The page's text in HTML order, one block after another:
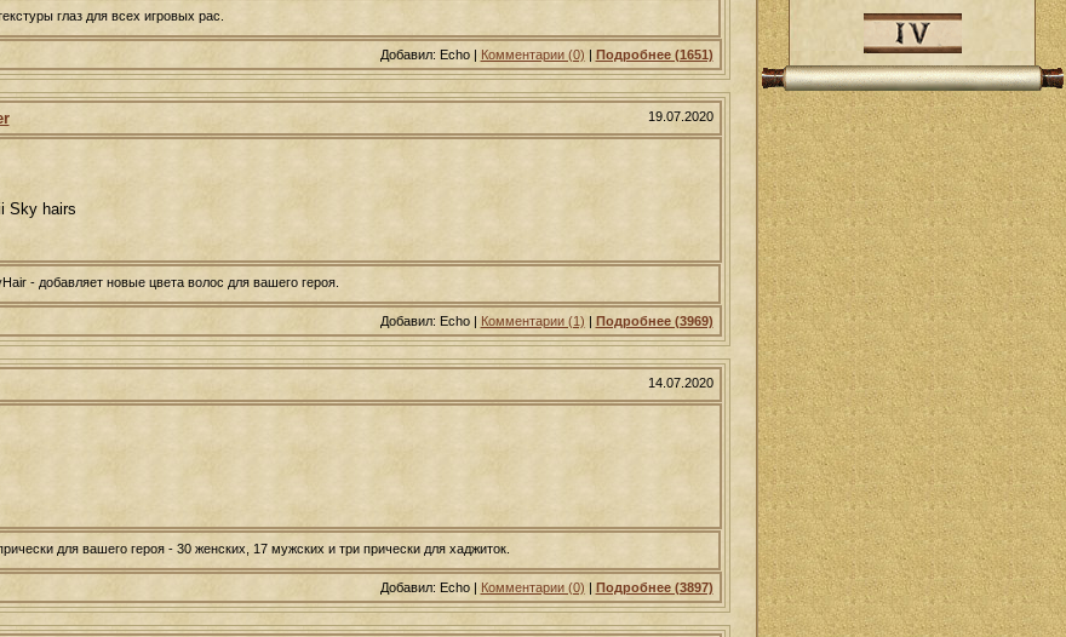
глаз для всех игровых рас.
Добавил: Echo | Комментарии (0) | Подробнее (1651)
19.07.2020
Sky hairs
- добавляет новые цвета волос для вашего героя.
Добавил: Echo | Комментарии (1) | Подробнее (3969)
14.07.2020
для вашего героя - 30 женских, 17 мужских и три прически для хаджиток.
Добавил: Echo | Комментарии (0) | Подробнее (3897)